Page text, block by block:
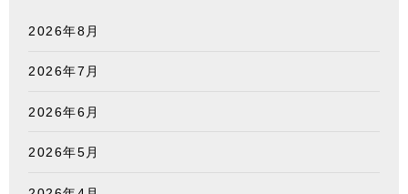
2026年8月
2026年7月
2026年6月
2026年5月